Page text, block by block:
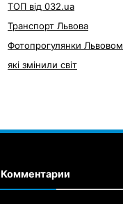
ТОП від 032.ua
Транспорт Львова
Фотопрогулянки Львовом
які змінили світ
Комментарии